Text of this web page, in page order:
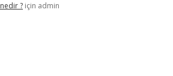
? için admin